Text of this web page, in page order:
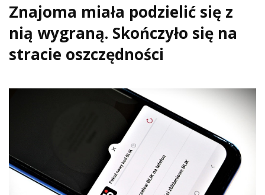
Znajoma miała podzielić się z
nią wygraną. Skończyło się na
stracie oszczędności